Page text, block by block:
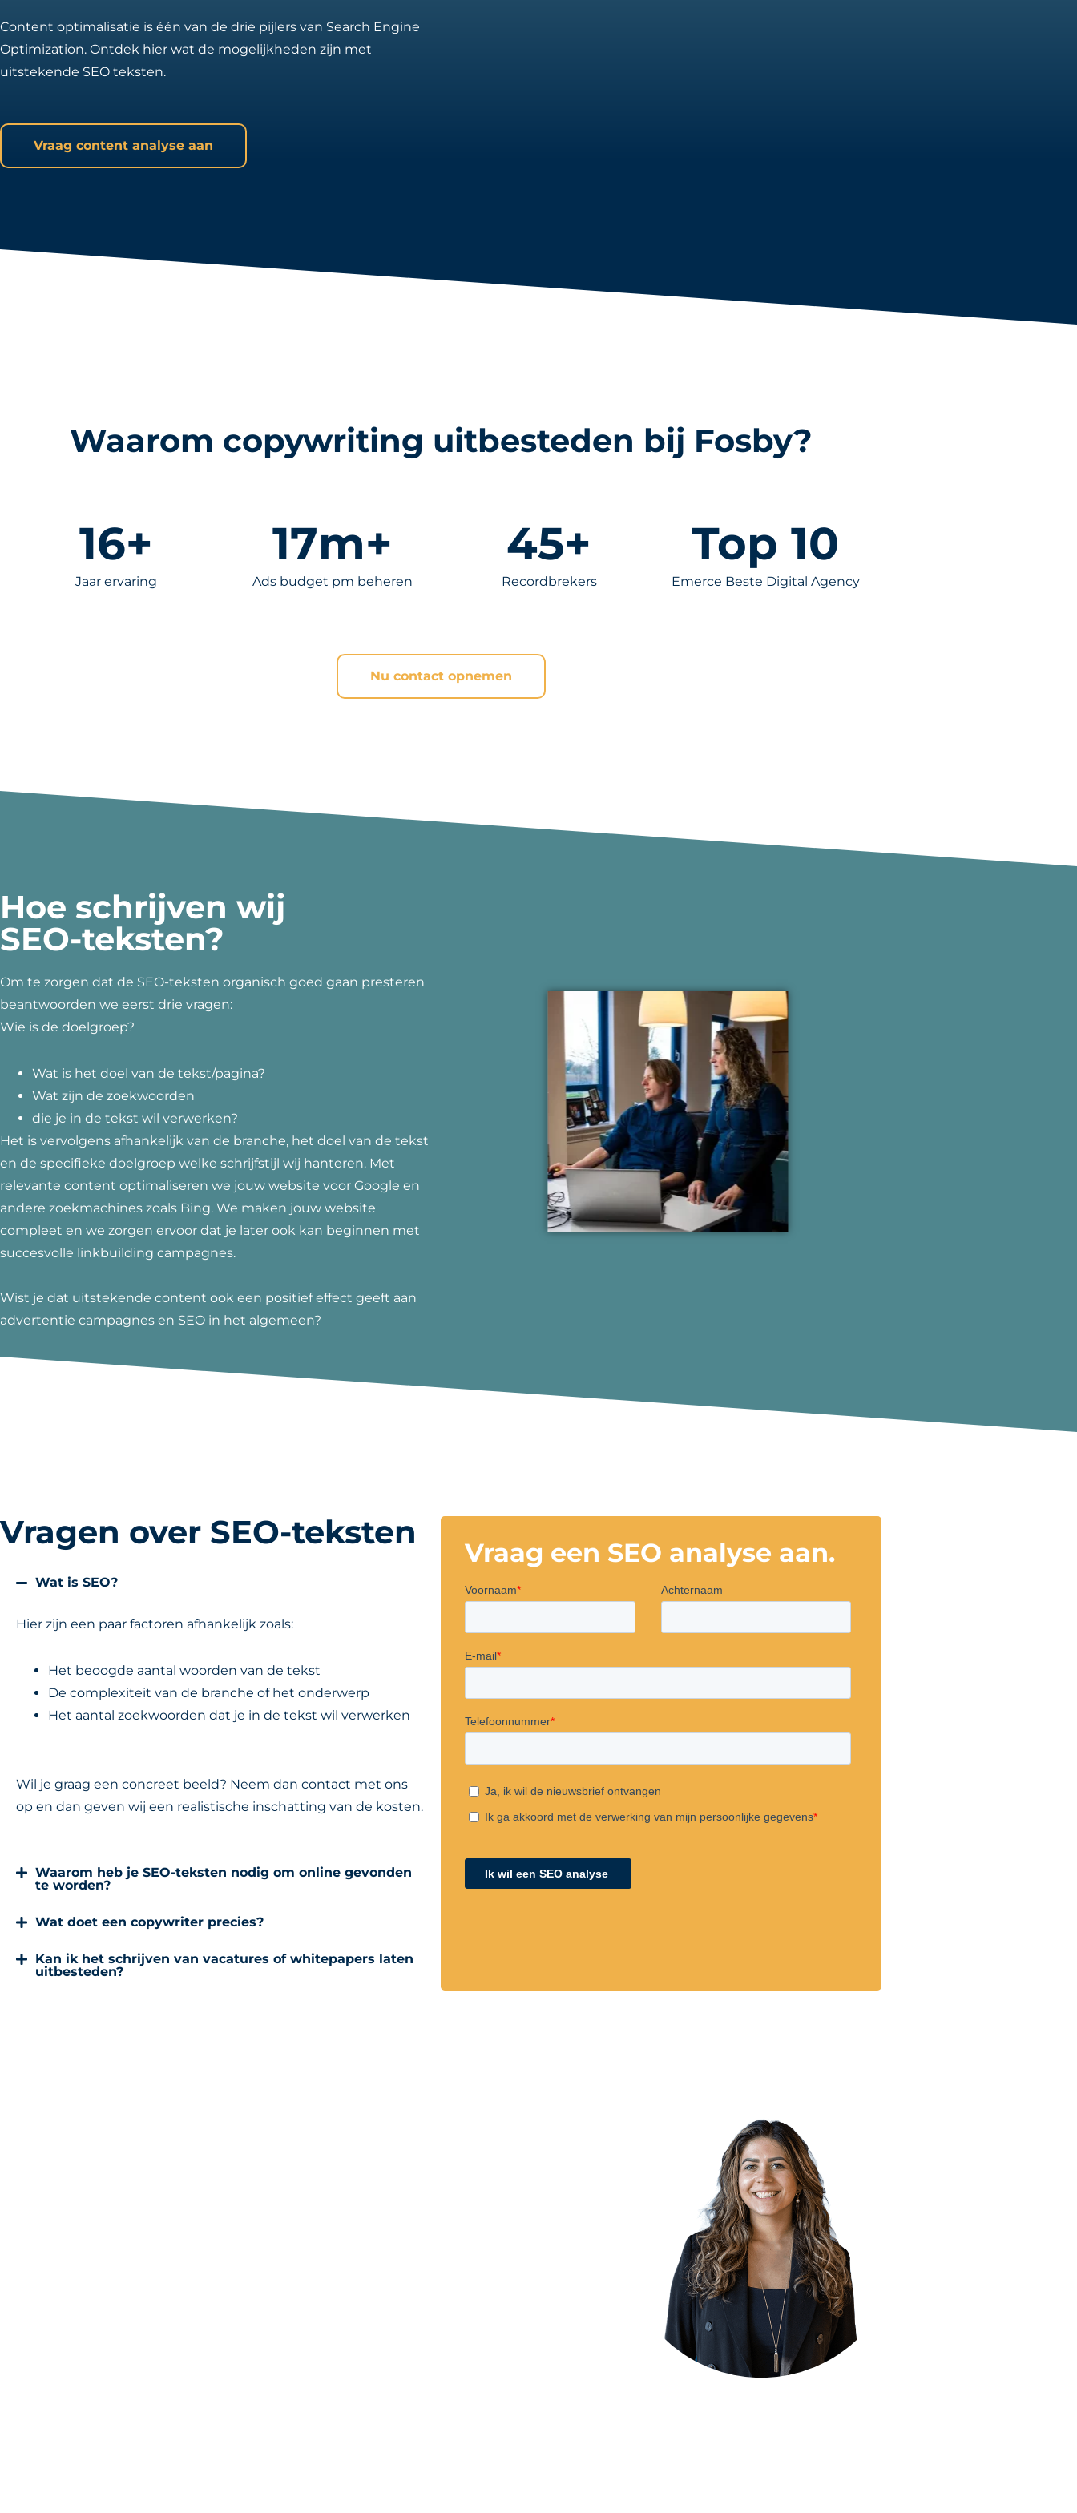
Content optimalisatie is één van de drie pijlers van Search Engine
Optimization. Ontdek hier wat de mogelijkheden zijn met
uitstekende SEO teksten.
Vraag content analyse aan
Waarom copywriting uitbesteden bij Fosby?
Jaar ervaring
16+
Ads budget pm beheren
17m+
Recordbrekers
45+
Emerce Beste Digital Agency
Top 10
Nu contact opnemen
Hoe schrijven wij
SEO-teksten?
Om te zorgen dat de SEO-teksten organisch goed gaan presteren
beantwoorden we eerst drie vragen:
Wie is de doelgroep?
Wat is het doel van de tekst/pagina?
Wat zijn de zoekwoorden
die je in de tekst wil verwerken?
Het is vervolgens afhankelijk van de branche, het doel van de tekst
en de specifieke doelgroep welke schrijfstijl wij hanteren. Met
relevante content optimaliseren we jouw website voor Google en
andere zoekmachines zoals Bing. We maken jouw website
compleet en we zorgen ervoor dat je later ook kan beginnen met
succesvolle linkbuilding campagnes.
Wist je dat uitstekende content ook een positief effect geeft aan
advertentie campagnes en SEO in het algemeen?
Vragen over SEO-teksten
Wat is SEO?
Hier zijn een paar factoren afhankelijk zoals:
Het beoogde aantal woorden van de tekst
De complexiteit van de branche of het onderwerp
Het aantal zoekwoorden dat je in de tekst wil verwerken
Wil je graag een concreet beeld? Neem dan contact met ons
op en dan geven wij een realistische inschatting van de kosten.
Waarom heb je SEO-teksten nodig om online gevonden
te worden?
Wat doet een copywriter precies?
Kan ik het schrijven van vacatures of whitepapers laten
uitbesteden?
Vraag een SEO analyse aan.